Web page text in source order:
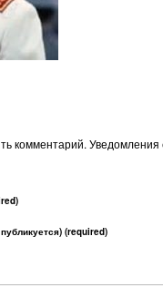
комментарий. Уведомления
(required)